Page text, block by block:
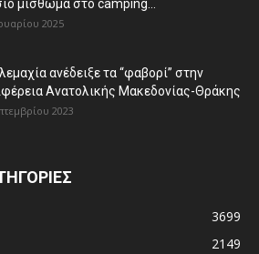
μίσθωμα στο camping...
2025
ανέδειξε τα “φαβορί” στην
Ανατολικής Μακεδονίας-Θράκης
2023
3699
2149